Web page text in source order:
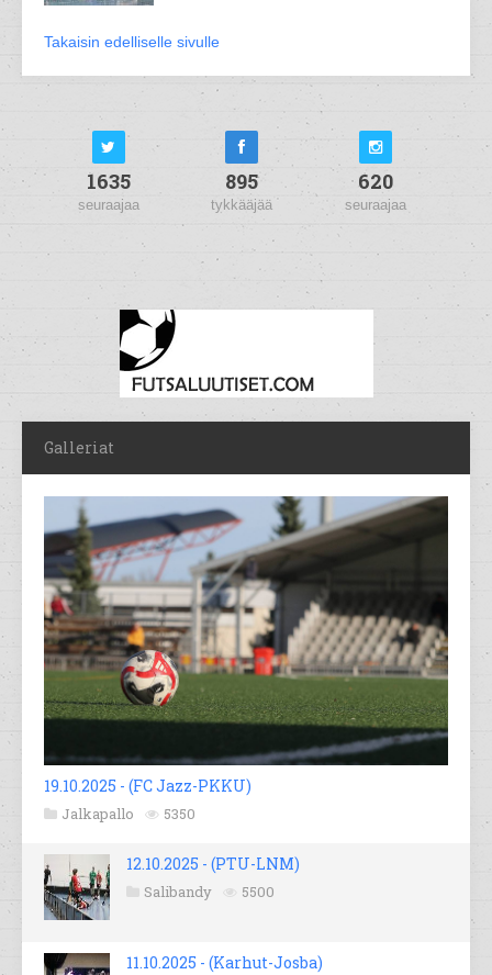
Takaisin edelliselle sivulle
1635
seuraajaa
895
tykkääjää
620
seuraajaa
Galleriat
19.10.2025 - (FC Jazz-PKKU)
Jalkapallo 5350
12.10.2025 - (PTU-LNM)
Salibandy 5500
11.10.2025 - (Karhut-Josba)